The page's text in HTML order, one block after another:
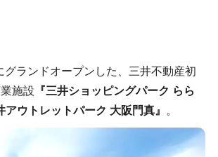
グランドオープンした、三井不動産初
施設 『三井ショッピングパーク らら
ウトレットパーク 大阪門真』
。